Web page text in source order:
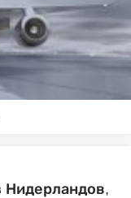
Нидерландов,